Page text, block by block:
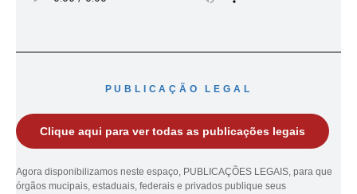
PUBLICAÇÃO LEGAL
Clique aqui para ver todas as publicações legais
Agora disponibilizamos neste espaço, PUBLICAÇÕES LEGAIS, para que
órgãos mucipais, estaduais, federais e privados publique seus